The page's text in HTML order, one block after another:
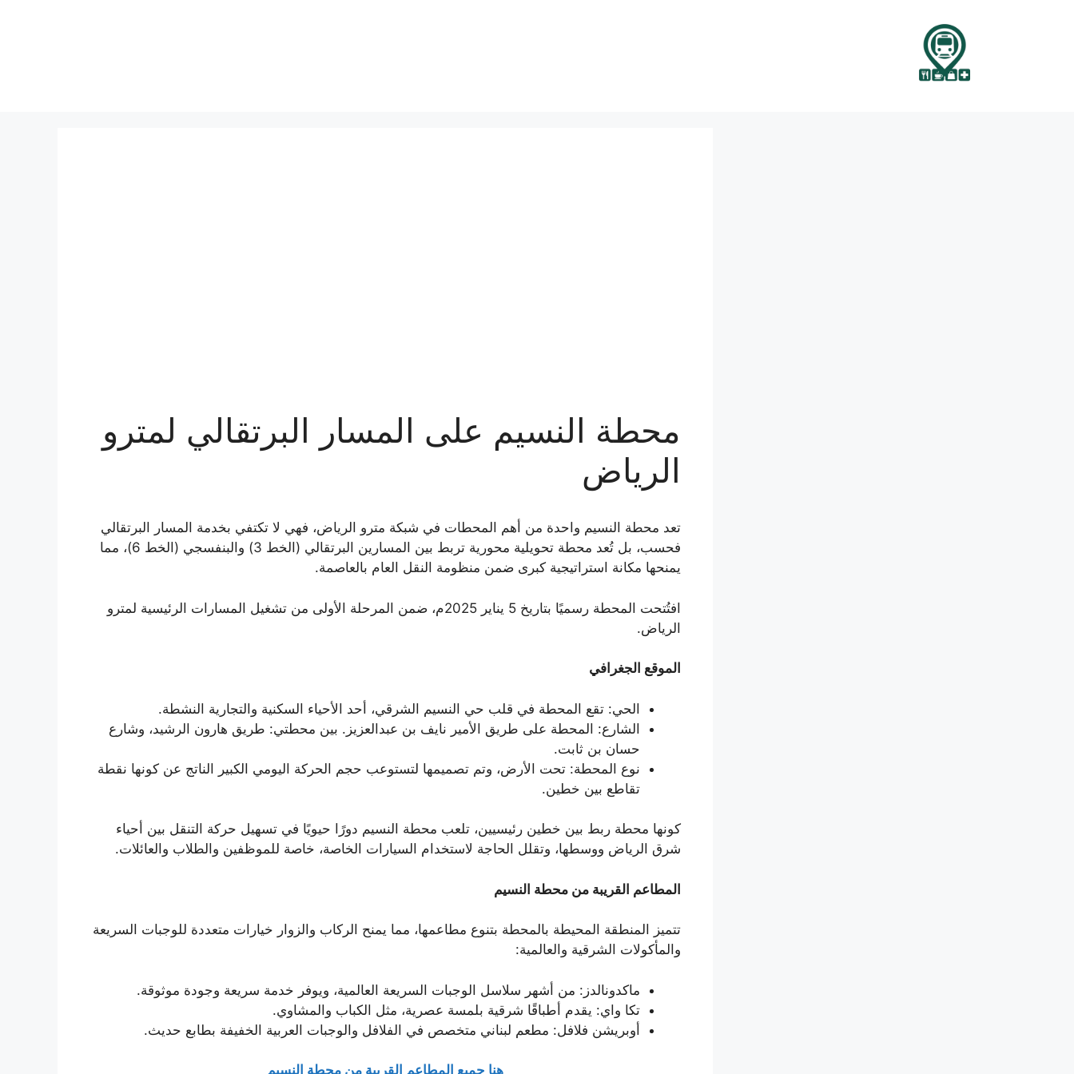
محطة النسيم على المسار البرتقالي لمترو
الرياض
تعد محطة النسيم واحدة من أهم المحطات في شبكة مترو الرياض، فهي لا تكتفي بخدمة المسار البرتقالي
فحسب، بل تُعد محطة تحويلية محورية تربط بين المسارين البرتقالي (الخط 3) والبنفسجي (الخط 6)، مما
يمنحها مكانة استراتيجية كبرى ضمن منظومة النقل العام بالعاصمة.
افتُتحت المحطة رسميًا بتاريخ 5 يناير 2025م، ضمن المرحلة الأولى من تشغيل المسارات الرئيسية لمترو
الرياض.
الموقع الجغرافي
الحي: تقع المحطة في قلب حي النسيم الشرقي، أحد الأحياء السكنية والتجارية النشطة.
الشارع: المحطة على طريق الأمير نايف بن عبدالعزيز. بين محطتي: طريق هارون الرشيد، وشارع
حسان بن ثابت.
نوع المحطة: تحت الأرض، وتم تصميمها لتستوعب حجم الحركة اليومي الكبير الناتج عن كونها نقطة
تقاطع بين خطين.
كونها محطة ربط بين خطين رئيسيين، تلعب محطة النسيم دورًا حيويًا في تسهيل حركة التنقل بين أحياء
شرق الرياض ووسطها، وتقلل الحاجة لاستخدام السيارات الخاصة، خاصة للموظفين والطلاب والعائلات.
المطاعم القريبة من محطة النسيم
تتميز المنطقة المحيطة بالمحطة بتنوع مطاعمها، مما يمنح الركاب والزوار خيارات متعددة للوجبات السريعة
والمأكولات الشرقية والعالمية:
ماكدونالدز: من أشهر سلاسل الوجبات السريعة العالمية، ويوفر خدمة سريعة وجودة موثوقة.
تكا واي: يقدم أطباقًا شرقية بلمسة عصرية، مثل الكباب والمشاوي.
أوبريشن فلافل: مطعم لبناني متخصص في الفلافل والوجبات العربية الخفيفة بطابع حديث.
هنا جميع المطاعم القريبة من محطة النسيم